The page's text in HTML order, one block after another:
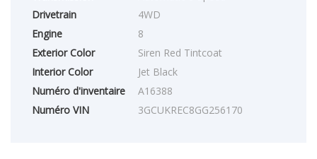
Drivetrain
4WD
Engine
8
Exterior Color
Siren Red Tintcoat
Interior Color
Jet Black
Numéro d'inventaire
A16388
Numéro VIN
3GCUKREC8GG256170